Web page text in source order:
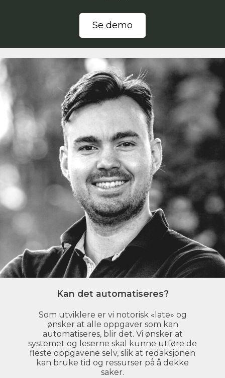
Se demo
Kan det automatiseres?
Som utviklere er vi notorisk «late» og
ønsker at alle oppgaver som kan
automatiseres, blir det. Vi ønsker at
systemet og leserne skal kunne utføre de
fleste oppgavene selv, slik at redaksjonen
kan bruke tid og ressurser på å dekke
saker.